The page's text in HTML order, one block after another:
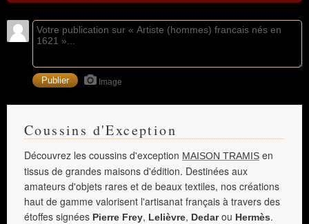
Image
Coussins d'Exception
Découvrez les coussins d'exception MAISON TRAMIS en
tissus de grandes maisons d'édition. Destinées aux
amateurs d'objets rares et de beaux textiles, nos créations
haut de gamme valorisent l'artisanat français à travers des
étoffes signées Pierre Frey, Lelièvre, Dedarou Hermès.